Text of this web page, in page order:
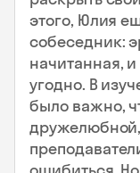
этого, Юлия
собеседник:
начитанная,
угодно. В
было важно,
дружелюбной,